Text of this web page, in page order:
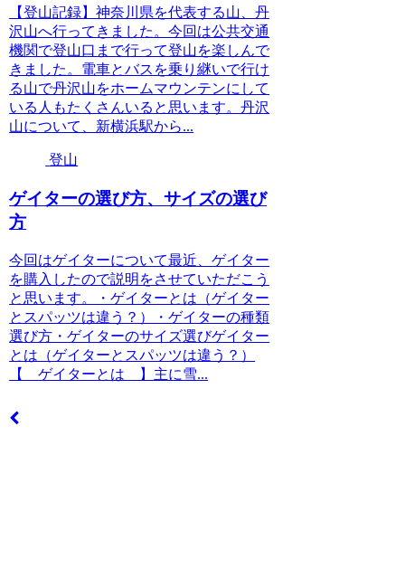
【登山記録】神奈川県を代表する山、丹
沢山へ行ってきました。今回は公共交通
機関で登山口まで行って登山を楽しんで
きました。電車とバスを乗り継いで行け
る山で丹沢山をホームマウンテンにして
いる人もたくさんいると思います。丹沢
山について、新横浜駅から...
登山
ゲイターの選び方、サイズの選び
方
今回はゲイターについて最近、ゲイター
を購入したので説明をさせていただこう
と思います。・ゲイターとは（ゲイター
とスパッツは違う？）・ゲイターの種類
選び方・ゲイターのサイズ選びゲイター
とは（ゲイターとスパッツは違う？）
【 ゲイターとは 】主に雪...